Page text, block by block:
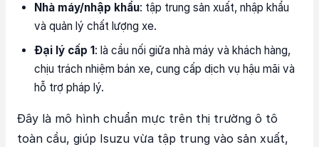
Nhà máy/nhập khẩu: tập trung sản xuất, nhập khẩu
và quản lý chất lượng xe.
Đại lý cấp 1 : là cầu nối giữa nhà máy và khách hàng,
chịu trách nhiệm bán xe, cung cấp dịch vụ hậu mãi và
hỗ trợ pháp lý.
Đây là mô hình chuẩn mực trên thị trường ô tô
toàn cầu, giúp Isuzu vừa tập trung vào sản xuất,